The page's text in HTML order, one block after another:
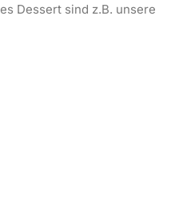
Dessert sind z.B. unsere